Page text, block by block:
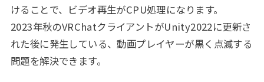
けることで、ビデオ再生がCPU処理になります。
2023年秋のVRChatクライアントがUnity2022に更新さ
れた後に発生している、動画プレイヤーが黒く点滅する
問題を解決できます。